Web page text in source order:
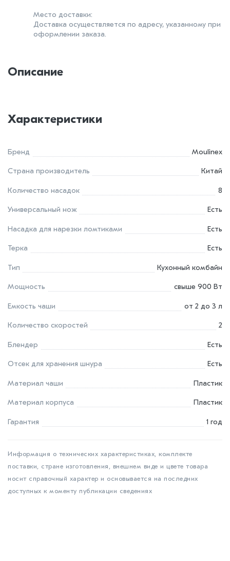
Место доставки:
Доставка осуществляется по адресу, указанному при
оформлении заказа.
Описание
Характеристики
Бренд Moulinex
Страна производитель Китай
Количество насадок 8
Универсальный нож Есть
Насадка для нарезки ломтиками Есть
Терка Есть
Тип Кухонный комбайн
Мощность свыше 900 Вт
Емкость чаши от 2 до 3 л
Количество скоростей 2
Блендер Есть
Отсек для хранения шнура Есть
Материал чаши Пластик
Материал корпуса Пластик
Гарантия 1 год
Информация о технических характеристиках, комплекте
поставки, стране изготовления, внешнем виде и цвете товара
носит справочный характер и основывается на последних
доступных к моменту публикации сведениях